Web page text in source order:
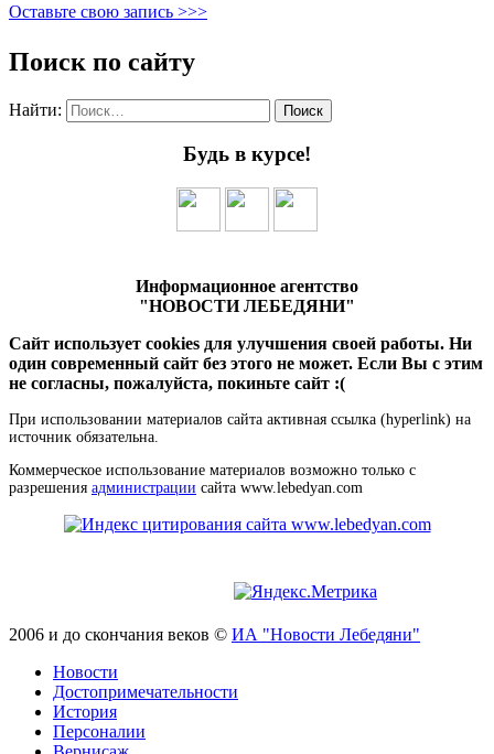
Оставьте свою запись >>>
Поиск по сайту
Найти:
Будь в курсе!
Информационное агентство
"НОВОСТИ ЛЕБЕДЯНИ"
Сайт использует cookies для улучшения своей работы. Ни
один современный сайт без этого не может. Если Вы с этим
не согласны, пожалуйста, покиньте сайт :(
При использовании материалов сайта активная ссылка (hyperlink) на
источник обязательна.
Коммерческое использование материалов возможно только с
разрешения администрации сайта www.lebedyan.com
2006 и до скончания веков © ИА "Новости Лебедяни"
Новости
Достопримечательности
История
Персоналии